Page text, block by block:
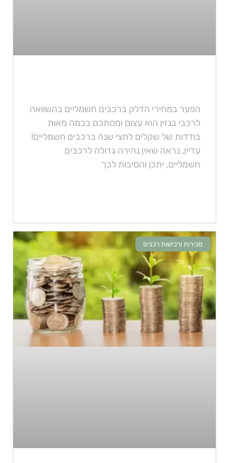
הפער במחירי הדלק ברכבים חשמליים בהשוואה
לרכבי בנזין הוא עצום ומסתכם בכמה מאות
בודדות של שקלים לחצי שנה ברכבים חשמליים!
עדיין, נראה שאין נהירה גדולה לרכבים
חשמליים, יתכן והסיבות לכך
מכירות ורכישות רכבים